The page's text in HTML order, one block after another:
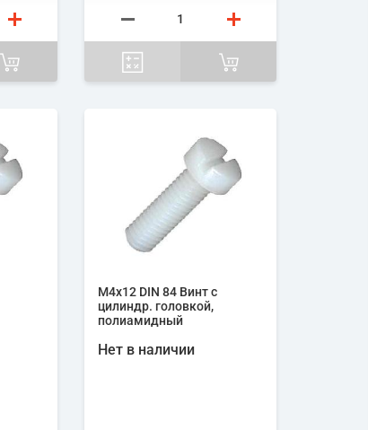
М4х12 DIN 84 Винт с
цилиндр. головкой,
полиамидный
Нет в наличии